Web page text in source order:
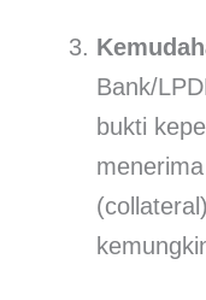
Bank/
bukti